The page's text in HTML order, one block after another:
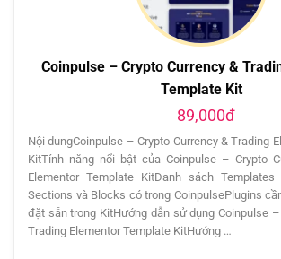
Coinpulse – Crypto Currency &
Template Kit
89,000đ
Nội dungCoinpulse – Crypto Currency & Trading
KitTính năng nổi bật của Coinpulse – Crypto
Elementor Template KitDanh sách
Sections và Blocks có trong CoinpulsePlugins
đặt sẵn trong KitHướng dẫn sử dụng Coinpulse –
Trading Elementor Template KitHướng …